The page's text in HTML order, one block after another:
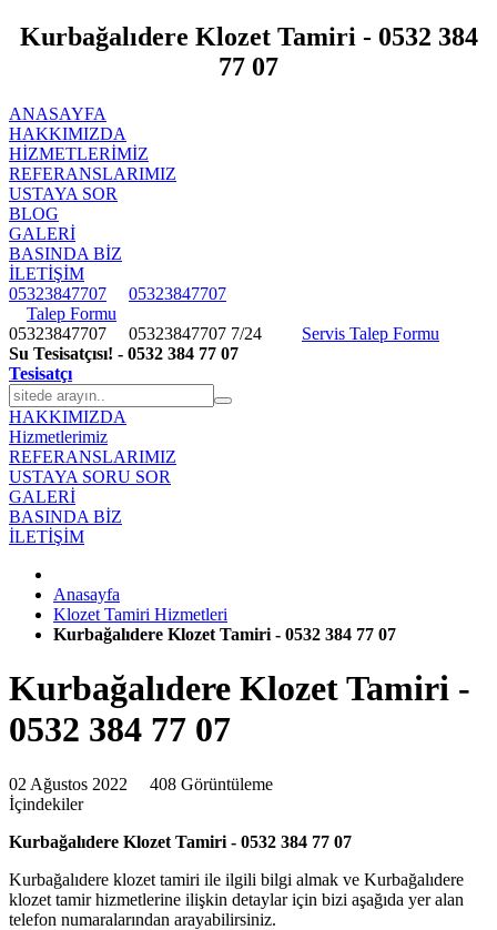
Kurbağalıdere Klozet Tamiri - 0532 384
77 07
ANASAYFA
HAKKIMIZDA
HIZMETLERIMIZ
REFERANSLARIMIZ
USTAYA SOR
BLOG
GALERİ
BASINDA BİZ
İLETİŞİM
05323847707
05323847707
Talep Formu
05323847707 05323847707 7/24
Servis Talep Formu
Su Tesisatçısı! - 0532 384 77 07
Tesisatçı
HAKKIMIZDA
Hizmetlerimiz
REFERANSLARIMIZ
USTAYA SORU SOR
GALERİ
BASINDA BİZ
İLETİŞİM
Anasayfa
Klozet Tamiri Hizmetleri
Kurbağalıdere Klozet Tamiri - 0532 384 77 07
Kurbağalıdere Klozet Tamiri -
0532 384 77 07
02 Ağustos 2022 408 Görüntüleme
İçindekiler
Kurbağalıdere Klozet Tamiri - 0532 384 77 07
Kurbağalıdere klozet tamiri ile ilgili bilgi almak ve Kurbağalıdere
klozet tamir hizmetlerine ilişkin detaylar için bizi aşağıda yer alan
telefon numaralarından arayabilirsiniz.